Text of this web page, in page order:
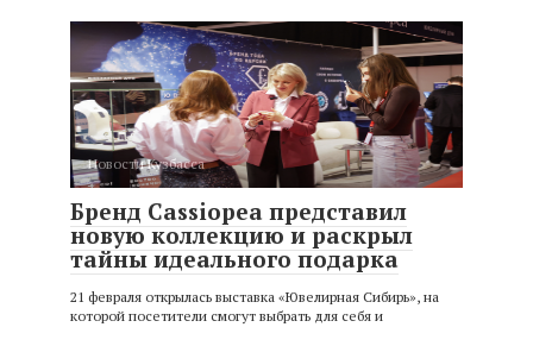
Новости Кузбасса
Бренд Cassiopea представил
новую коллекцию и раскрыл
тайны идеального подарка
21 февраля открылась выставка «Ювелирная Сибирь», на
которой посетители смогут выбрать для себя и